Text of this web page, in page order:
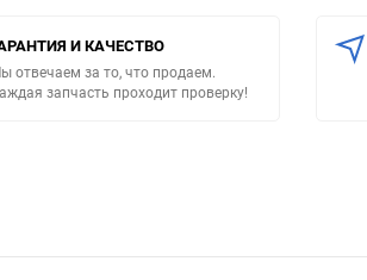
И КАЧЕСТВО
отвечаем за то, что продаем.
запчасть проходит проверку!